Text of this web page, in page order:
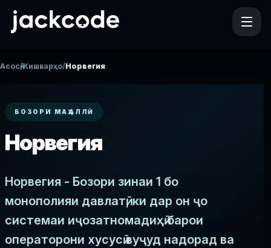
Асосӣ/Кишварҳо/Норвегия
БОЗОРИ МАҲАЛЛӢ
Норвегия
Норвегия - Бозори зинаи 1 бо
монополияи давлатӣ, ки дар он ҷо
системаи иҷозатномадиҳӣ барои
операторони хусусӣ вуҷуд надорад ва